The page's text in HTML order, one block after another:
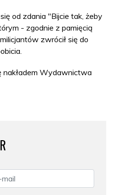
od zdania "Bijcie tak, żeby
- zgodnie z pamięcią
zwrócił się do
nakładem Wydawnictwa